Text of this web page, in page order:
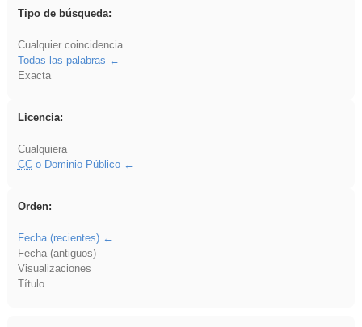
Tipo de búsqueda:
Cualquier coincidencia
Todas las palabras
Exacta
Licencia:
Cualquiera
CCo Dominio Público
Orden:
Fecha (recientes)
Fecha (antiguos)
Visualizaciones
Título